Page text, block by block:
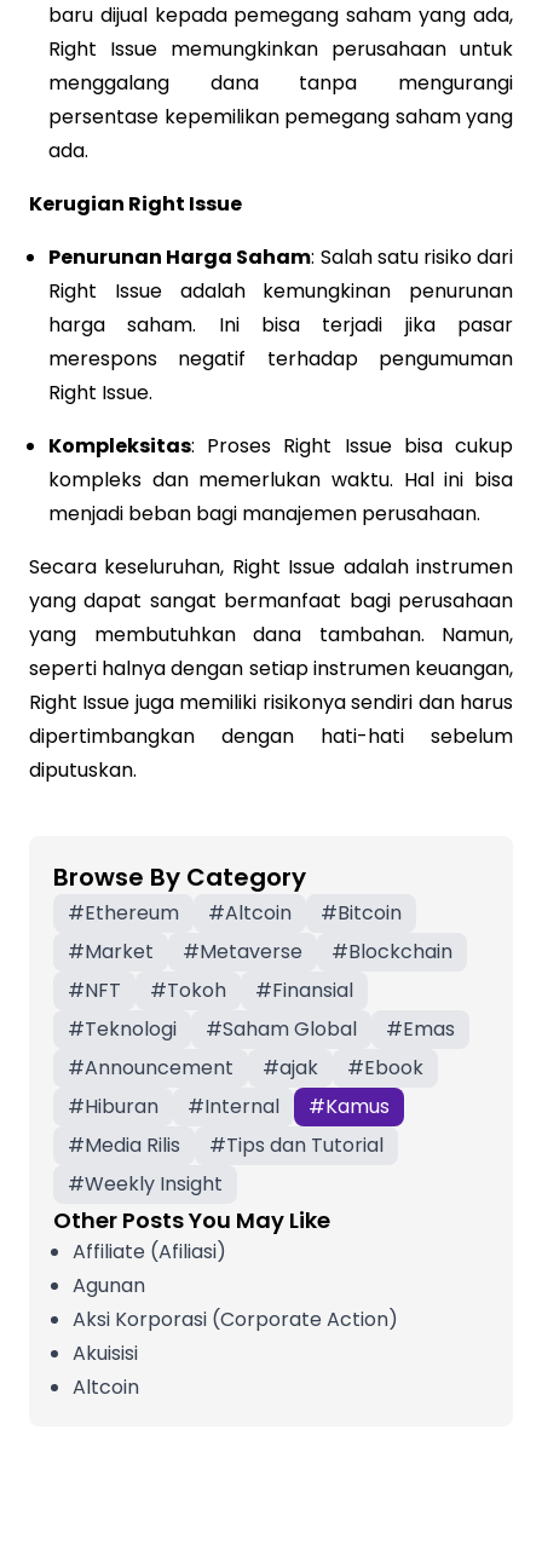
baru dijual kepada pemegang saham yang ada,
Right Issue memungkinkan perusahaan untuk
menggalang dana tanpa mengurangi
persentase kepemilikan pemegang saham yang
ada.
Kerugian Right Issue
Penurunan Harga Saham: Salah satu risiko dari
Right Issue adalah kemungkinan penurunan
harga saham. Ini bisa terjadi jika pasar
merespons negatif terhadap pengumuman
Right Issue.
Kompleksitas: Proses Right Issue bisa cukup
kompleks dan memerlukan waktu. Hal ini bisa
menjadi beban bagi manajemen perusahaan.
Secara keseluruhan, Right Issue adalah instrumen
yang dapat sangat bermanfaat bagi perusahaan
yang membutuhkan dana tambahan. Namun,
seperti halnya dengan setiap instrumen keuangan,
Right Issue juga memiliki risikonya sendiri dan harus
dipertimbangkan dengan hati-hati sebelum
diputuskan.
Browse By Category
#Ethereum #Altcoin #Bitcoin
#Market #Metaverse #Blockchain
#NFT #Tokoh #Finansial
#Teknologi #Saham Global #Emas
#Announcement #ajak #Ebook
#Hiburan #Internal #Kamus
#Media Rilis #Tips dan Tutorial
#Weekly Insight
Other Posts You May Like
Affiliate (Afiliasi)
Agunan
Aksi Korporasi (Corporate Action)
Akuisisi
Altcoin